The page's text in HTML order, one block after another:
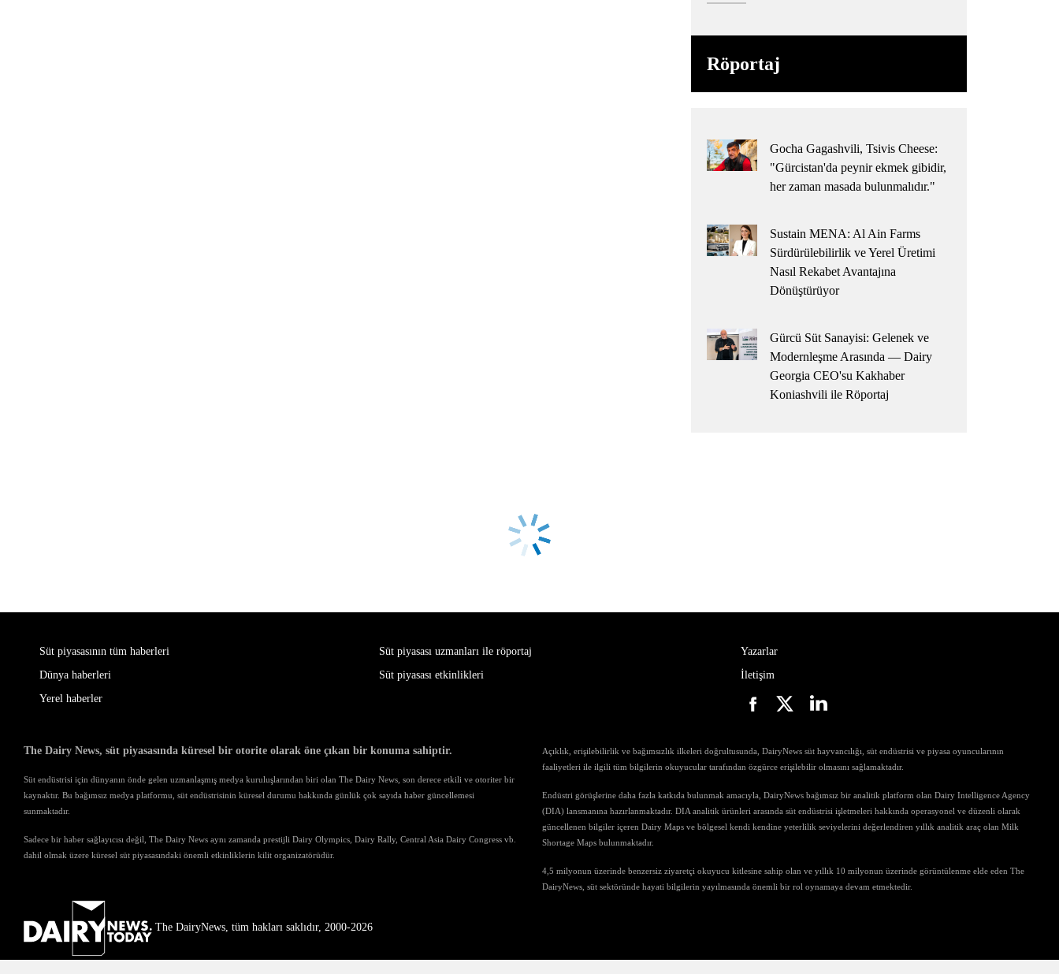
Röportaj
Gocha Gagashvili, Tsivis Cheese:
"Gürcistan'da peynir ekmek gibidir,
her zaman masada bulunmalıdır."
Sustain MENA: Al Ain Farms
Sürdürülebilirlik ve Yerel Üretimi
Nasıl Rekabet Avantajına
Dönüştürüyor
Gürcü Süt Sanayisi: Gelenek ve
Modernleşme Arasında — Dairy
Georgia CEO'su Kakhaber
Koniashvili ile Röportaj
Süt piyasasının tüm haberleri
Dünya haberleri
Yerel haberler
Süt piyasası uzmanları ile röportaj
Süt piyasası etkinlikleri
Yazarlar
İletişim
The Dairy News, süt piyasasında küresel bir otorite olarak öne çıkan bir konuma sahiptir.
Süt endüstrisi için dünyanın önde gelen uzmanlaşmış medya kuruluşlarından biri olan The Dairy News, son derece etkili ve otoriter bir
kaynaktır. Bu bağımsız medya platformu, süt endüstrisinin küresel durumu hakkında günlük çok sayıda haber güncellemesi
sunmaktadır.
Sadece bir haber sağlayıcısı değil, The Dairy News aynı zamanda prestijli Dairy Olympics, Dairy Rally, Central Asia Dairy Congress vb.
dahil olmak üzere küresel süt piyasasındaki önemli etkinliklerin kilit organizatörüdür.
The DairyNews, tüm hakları saklıdır, 2000-2026
Açıklık, erişilebilirlik ve bağımsızlık ilkeleri doğrultusunda, DairyNews süt hayvancılığı, süt endüstrisi ve piyasa oyuncularının
faaliyetleri ile ilgili tüm bilgilerin okuyucular tarafından özgürce erişilebilir olmasını sağlamaktadır.
Endüstri görüşlerine daha fazla katkıda bulunmak amacıyla, DairyNews bağımsız bir analitik platform olan Dairy Intelligence Agency
(DIA) lansmanına hazırlanmaktadır. DIA analitik ürünleri arasında süt endüstrisi işletmeleri hakkında operasyonel ve düzenli olarak
güncellenen bilgiler içeren Dairy Maps ve bölgesel kendi kendine yeterlilik seviyelerini değerlendiren yıllık analitik araç olan Milk
Shortage Maps bulunmaktadır.
4,5 milyonun üzerinde benzersiz ziyaretçi okuyucu kitlesine sahip olan ve yıllık 10 milyonun üzerinde görüntülenme elde eden The
DairyNews, süt sektöründe hayati bilgilerin yayılmasında önemli bir rol oynamaya devam etmektedir.